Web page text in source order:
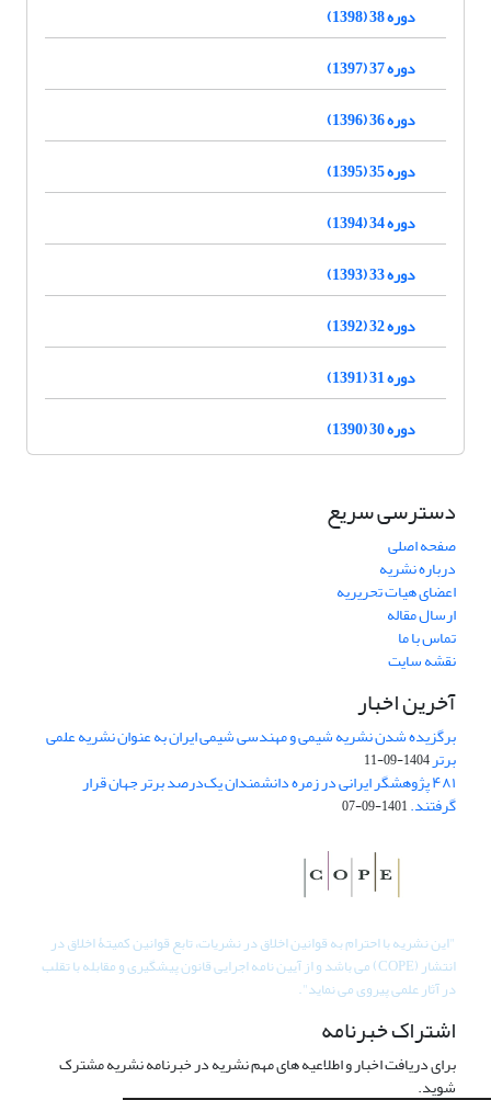
دوره 38 (1398)
دوره 37 (1397)
دوره 36 (1396)
دوره 35 (1395)
دوره 34 (1394)
دوره 33 (1393)
دوره 32 (1392)
دوره 31 (1391)
دوره 30 (1390)
دسترسی سریع
صفحه اصلی
درباره نشریه
اعضای هیات تحریریه
ارسال مقاله
تماس با ما
نقشه سایت
آخرین اخبار
برگزیده شدن نشریه شیمی و مهندسی شیمی ایران به عنوان نشریه علمی
برتر1404-09-11
۴۸۱ پژوهشگر ایرانی در زمره دانشمندان یک‌درصد برتر جهان قرار
گرفتند.1401-09-07
"این نشریه با احترام به قوانین اخلاق در نشریات، تابع قوانین کمیتۀ اخلاق در
انتشار (COPE) می باشد و از آیین نامه اجرایی قانون پیشگیری و مقابله با تقلب
در آثار علمی پیروی می نماید".
اشتراک خبرنامه
برای دریافت اخبار و اطلاعیه های مهم نشریه در خبرنامه نشریه مشترک
شوید.